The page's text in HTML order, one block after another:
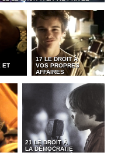
ET
17 LE DROIT À
VOS PROPRES
AFFAIRES
21 LE DROIT À
LA DÉMOCRATIE